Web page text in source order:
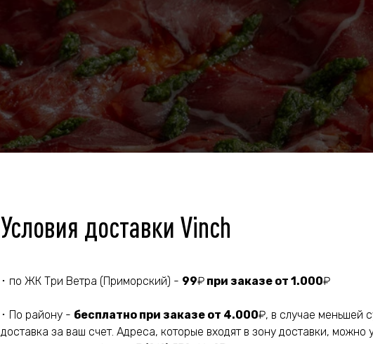
Условия доставки Vinch
･ по ЖК Три Ветра (Приморский) - 99₽ при заказе от 1.000₽
･ По району - бесплатно при заказе от 4.000₽, в случае меньшей
доставка за ваш счет. Адреса, которые входят в зону доставки, можно